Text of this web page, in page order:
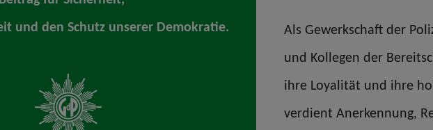
und den Schutz unserer Demokratie.
Als Gewerkschaft der
und Kollegen der
ihre Loyalität und ihre
verdient Anerkennung,